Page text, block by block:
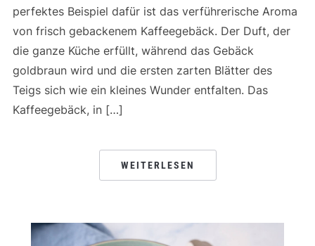
perfektes Beispiel dafür ist das verführerische Aroma
von frisch gebackenem Kaffeegebäck. Der Duft, der
die ganze Küche erfüllt, während das Gebäck
goldbraun wird und die ersten zarten Blätter des
Teigs sich wie ein kleines Wunder entfalten. Das
Kaffeegebäck, in […]
WEITERLESEN